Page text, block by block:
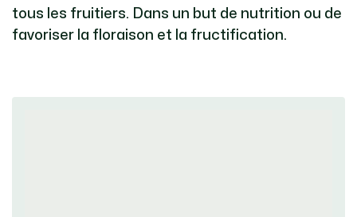
tous les fruitiers. Dans un but de nutrition ou de
favoriser la floraison et la fructification.